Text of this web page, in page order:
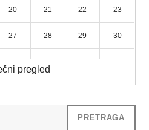
20 21 22 23
27 28 29 30
pregled